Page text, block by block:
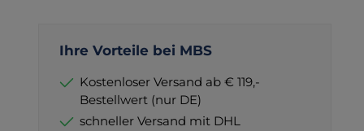
Ihre Vorteile bei MBS
Kostenloser Versand ab € 119,-
Bestellwert (nur DE)
schneller Versand mit DHL